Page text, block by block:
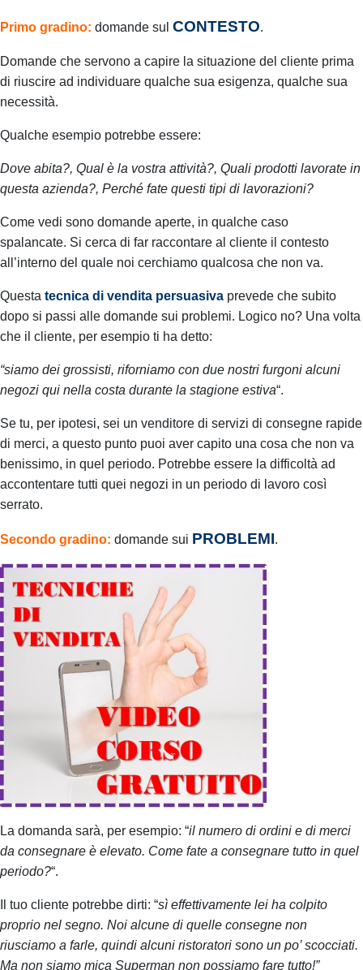
Primo gradino: domande sul CONTESTO.
Domande che servono a capire la situazione del cliente prima
di riuscire ad individuare qualche sua esigenza, qualche sua
necessità.
Qualche esempio potrebbe essere:
Dove abita?, Qual è la vostra attività?, Quali prodotti lavorate in
questa azienda?, Perché fate questi tipi di lavorazioni?
Come vedi sono domande aperte, in qualche caso
spalancate. Si cerca di far raccontare al cliente il contesto
all’interno del quale noi cerchiamo qualcosa che non va.
Questa tecnica di vendita persuasiva prevede che subito
dopo si passi alle domande sui problemi. Logico no? Una volta
che il cliente, per esempio ti ha detto:
“siamo dei grossisti, riforniamo con due nostri furgoni alcuni
negozi qui nella costa durante la stagione estiva“.
Se tu, per ipotesi, sei un venditore di servizi di consegne rapide
di merci, a questo punto puoi aver capito una cosa che non va
benissimo, in quel periodo. Potrebbe essere la difficoltà ad
accontentare tutti quei negozi in un periodo di lavoro così
serrato.
Secondo gradino: domande sui PROBLEMI.
La domanda sarà, per esempio: “il numero di ordini e di merci
da consegnare è elevato. Come fate a consegnare tutto in quel
periodo?“.
Il tuo cliente potrebbe dirti: “sì effettivamente lei ha colpito
proprio nel segno. Noi alcune di quelle consegne non
riusciamo a farle, quindi alcuni ristoratori sono un po’ scocciati.
Ma non siamo mica Superman non possiamo fare tutto!”